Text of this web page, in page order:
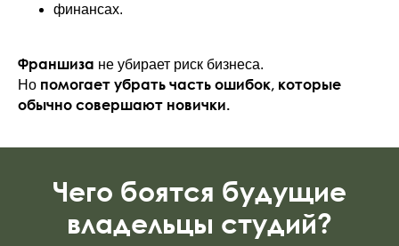
финансах.
Франшиза не убирает риск бизнеса.
Но помогает убрать часть ошибок, которые
обычно совершают новички.
Чего боятся будущие
владельцы студий?